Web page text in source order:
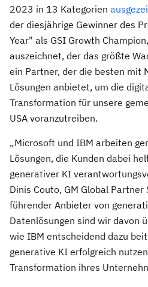
2023 in 13 Kategorien
der diesjährige Gewinner des
Year" als GSI Growth
auszeichnet, der das größte
ein Partner, der die besten mit
Lösungen anbietet, um die
Transformation für unsere
USA voranzutreiben.
„Microsoft und IBM arbeiten
Lösungen, die Kunden dabei
generativer KI
Dinis Couto, GM Global
führender Anbieter von
Datenlösungen sind wir davon
wie IBM entscheidend dazu
generative KI erfolgreich
Transformation ihres